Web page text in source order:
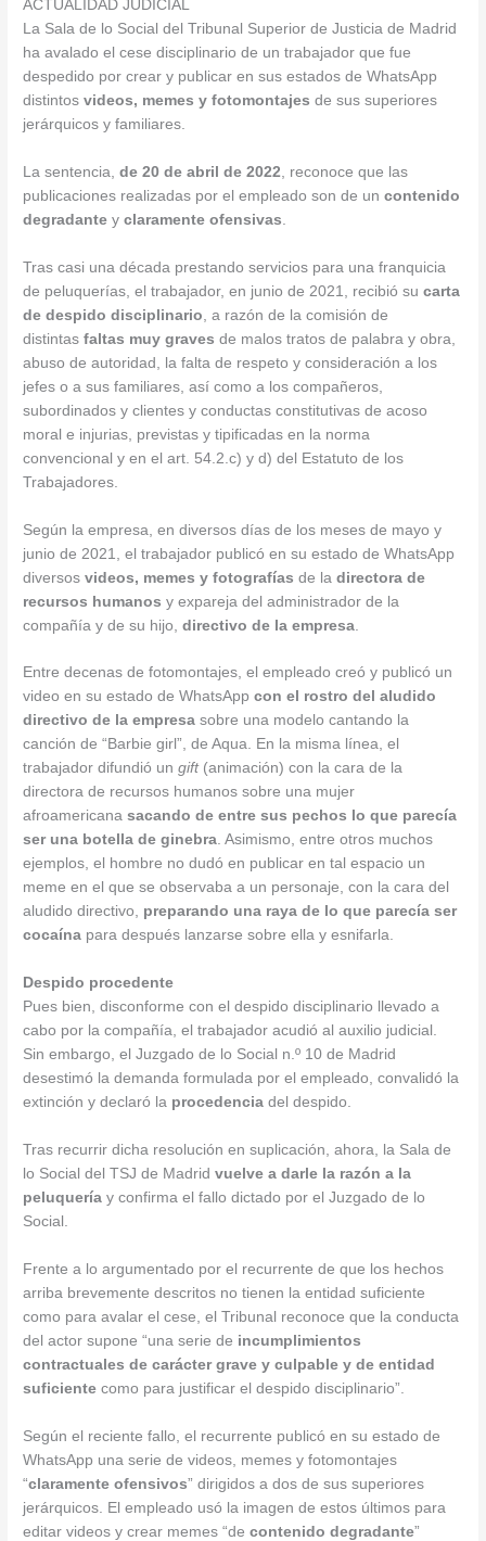
ACTUALIDAD JUDICIAL
La Sala de lo Social del Tribunal Superior de Justicia de Madrid
ha avalado el cese disciplinario de un trabajador que fue
despedido por crear y publicar en sus estados de WhatsApp
distintosvideos, memes y fotomontajes de sus superiores
jerárquicos y familiares.
La sentencia,de 20 de abril de 2022 , reconoce que las
publicaciones realizadas por el empleado son de uncontenido
degradante yclaramente ofensivas
Tras casi una década prestando servicios para una franquicia
de peluquerías, el trabajador, en junio de 2021, recibió sucarta
de despido disciplinario , a razón de la comisión de
distintasfaltas muy graves de malos tratos de palabra y obra,
abuso de autoridad, la falta de respeto y consideración a los
jefes o a sus familiares, así como a los compañeros,
subordinados y clientes y conductas constitutivas de acoso
moral e injurias, previstas y tipificadas en la norma
convencional y en el art. 54.2.c) y d) del Estatuto de los
Trabajadores.
Según la empresa, en diversos días de los meses de mayo y
junio de 2021, el trabajador publicó en su estado de WhatsApp
diversosvideos, memes y fotografías de ladirectora de
recursos humanos y expareja del administrador de la
compañía y de su hijo,directivo de la empresa
Entre decenas de fotomontajes, el empleado creó y publicó un
video en su estado de WhatsAppcon el rostro del aludido
directivo de la empresa sobre una modelo cantando la
canción de “Barbie girl”, de Aqua. En la misma línea, el
trabajador difundió ungift(animación) con la cara de la
directora de recursos humanos sobre una mujer
afroamericanasacando de entre sus pechos lo que parecía
ser una botella de ginebra. Asimismo, entre otros muchos
ejemplos, el hombre no dudó en publicar en tal espacio un
meme en el que se observaba a un personaje, con la cara del
aludido directivo, preparando una raya de lo que parecía ser
cocaína para después lanzarse sobre ella y esnifarla.
Despido procedente
Pues bien, disconforme con el despido disciplinario llevado a
cabo por la compañía, el trabajador acudió al auxilio judicial.
Sin embargo, el Juzgado de lo Social n.º 10 de Madrid
desestimó la demanda formulada por el empleado, convalidó la
extinción y declaró la procedencia del despido.
Tras recurrir dicha resolución en suplicación, ahora, la Sala de
lo Social del TSJ de Madridvuelve a darle la razón a la
peluquería y confirma el fallo dictado por el Juzgado de lo
Social.
Frente a lo argumentado por el recurrente de que los hechos
arriba brevemente descritos no tienen la entidad suficiente
como para avalar el cese, el Tribunal reconoce que la conducta
del actor supone “una serie de incumplimientos
contractuales de carácter grave y culpable y de entidad
suficiente como para justificar el despido disciplinario”.
Según el reciente fallo, el recurrente publicó en su estado de
WhatsApp una serie de videos, memes y fotomontajes
“claramente ofensivos” dirigidos a dos de sus superiores
jerárquicos. El empleado usó la imagen de estos últimos para
editar videos y crear memes “decontenido degradante”